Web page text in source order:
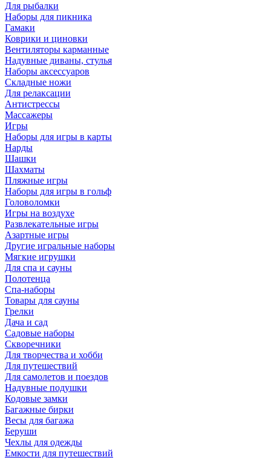
Для рыбалки
Наборы для пикника
Гамаки
Коврики и циновки
Вентиляторы карманные
Надувные диваны, стулья
Наборы аксессуаров
Складные ножи
Для релаксации
Антистрессы
Массажеры
Игры
Наборы для игры в карты
Нарды
Шашки
Шахматы
Пляжные игры
Наборы для игры в гольф
Головоломки
Игры на воздухе
Развлекательные игры
Азартные игры
Другие игральные наборы
Мягкие игрушки
Для спа и сауны
Полотенца
Спа-наборы
Товары для сауны
Грелки
Дача и сад
Садовые наборы
Скворечники
Для творчества и хобби
Для путешествий
Для самолетов и поездов
Надувные подушки
Кодовые замки
Багажные бирки
Весы для багажа
Беруши
Чехлы для одежды
Емкости для путешествий